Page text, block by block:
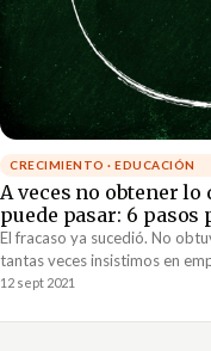
CRECIMIENTO · EDUCACIÓN
A veces no obtener
puede pasar: 6 pasos
El fracaso ya sucedió. No
tantas veces insistimos en
fallamos y qué es lo que
12 sept 2021